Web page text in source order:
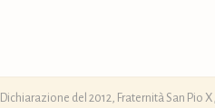
Dichiarazione del 2012 Fraternità San Pio X